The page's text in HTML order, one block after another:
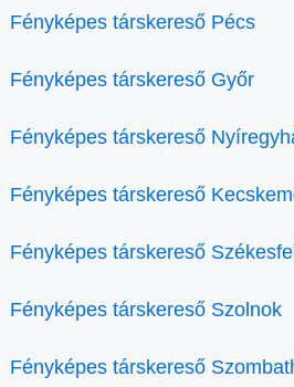
Fényképes társkereső Pécs
Fényképes társkereső Győr
Fényképes társkereső
Fényképes társkereső
Fényképes társkereső
Fényképes társkereső Szolnok
Fényképes társkereső